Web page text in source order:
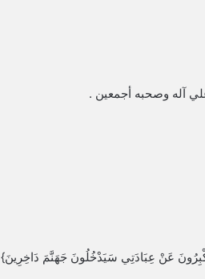
آله وصحبه أجمعين .
عَنْ عِبَادَتِي سَيَدْخُلُونَ جَهَنَّمَ دَاخِرِينَ}